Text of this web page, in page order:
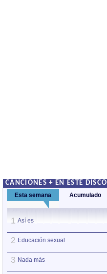
CANCIONES + EN ESTE DISCO
Esta semana Acumulado
1 Así es
2 Educación sexual
3 Nada más